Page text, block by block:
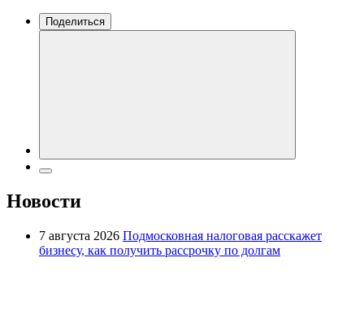
Поделиться
Новости
7 августа 2026 Подмосковная налоговая расскажет
бизнесу, как получить рассрочку по долгам